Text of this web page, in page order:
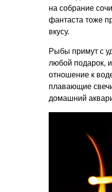
на собрание
фантаста тоже
вкусу.
Рыбы примут с
любой подарок,
отношение к
плавающие
домашний